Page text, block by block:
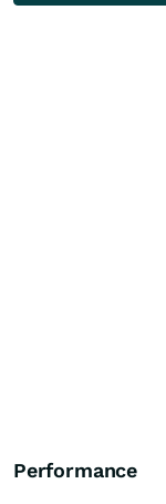
Performance